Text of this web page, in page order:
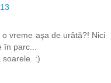
vreme aşa de urâtă?! Nici
parc...
soarele. :)